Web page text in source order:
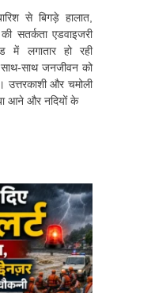
से बिगड़े हालात,
सतर्कता एडवाइजरी
में लगातार हो रही
साथ-साथ जनजीवन को
उत्तरकाशी और चमोली
आने और नदियों के